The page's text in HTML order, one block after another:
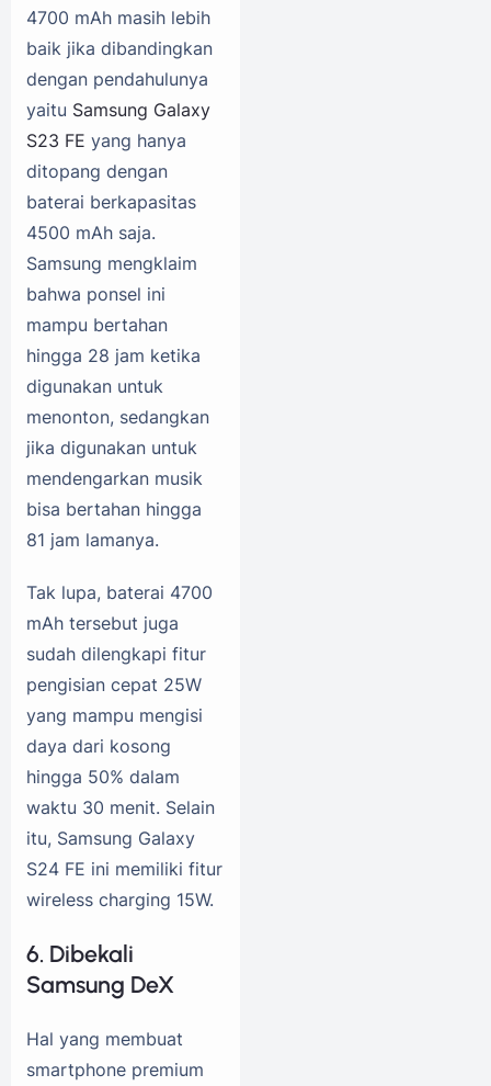
4700 mAh masih lebih
baik jika dibandingkan
dengan pendahulunya
yaitu Samsung Galaxy
S23 FE yang hanya
ditopang dengan
baterai berkapasitas
4500 mAh saja.
Samsung mengklaim
bahwa ponsel ini
mampu bertahan
hingga 28 jam ketika
digunakan untuk
menonton, sedangkan
jika digunakan untuk
mendengarkan musik
bisa bertahan hingga
81 jam lamanya.
Tak lupa, baterai 4700
mAh tersebut juga
sudah dilengkapi fitur
pengisian cepat 25W
yang mampu mengisi
daya dari kosong
hingga 50% dalam
waktu 30 menit. Selain
itu, Samsung Galaxy
S24 FE ini memiliki fitur
wireless charging 15W.
6. Dibekali
Samsung DeX
Hal yang membuat
smartphone premium